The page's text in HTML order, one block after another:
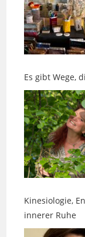
Es gibt Wege,
Kinesiologie,